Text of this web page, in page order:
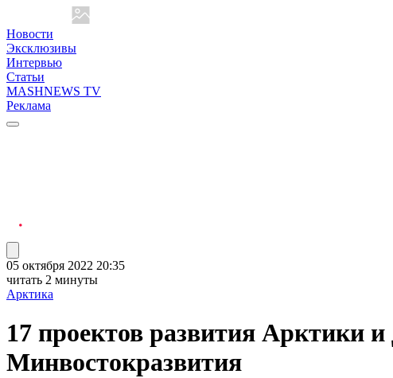
Новости
Эксклюзивы
Интервью
Статьи
MASHNEWS TV
Реклама
05 октября 2022 20:35
читать 2 минуты
Арктика
17 проектов развития Арктики
Минвостокразвития